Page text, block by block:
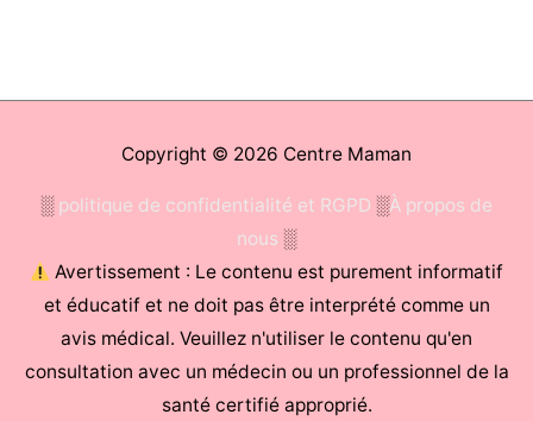
Copyright © 2026 Centre Maman
░ politique de confidentialité et RGPD ░À propos de
nous ░
Avertissement : Le contenu est purement informatif
et éducatif et ne doit pas être interprété comme un
avis médical. Veuillez n'utiliser le contenu qu'en
consultation avec un médecin ou un professionnel de la
santé certifié approprié.